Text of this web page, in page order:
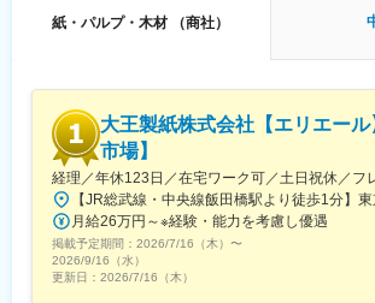
◎残業月平均7時間程度
◎未経験入社の社員も多数活躍中
「ドライバー経験がないから不安」という方
当社では未経験からスタートした社員も多く
定した環境で新しいキャリアを始めたい方を
変更の範囲：会社の定める業務
格取得による業務幅拡大も期待しています
製材・建築資材の販売、リフォームや新築
■組織構成：
現在代表と専務の2名が営業を行っています。
■教育体制・キャリアパス：
OJTで丁寧に指導します。業界未経験でも基
アップや資格取得もサポート有。
製材から工事まで一貫して携われます。顧客
幅広い提案力を磨ける環境です！
紙・パルプ・木材 （商社）
大王製紙株式会社【エリエー
市場】
経理／年休123日／在宅ワーク可／土日祝休／フ
月給26万円～※経験・能力を考慮し優遇
掲載予定期間： 2026/7/16（木） 〜
2026/9/16（水）
更新日： 2026/7/16（木）